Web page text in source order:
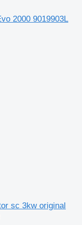
2000 9019903L
sc 3kw original